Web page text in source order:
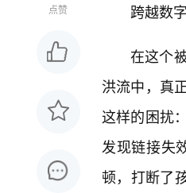
点赞 跨越数
在这个
洪流中，真
这样的困扰
发现链接失
顿，打断了